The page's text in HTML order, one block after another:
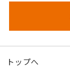
トップへ